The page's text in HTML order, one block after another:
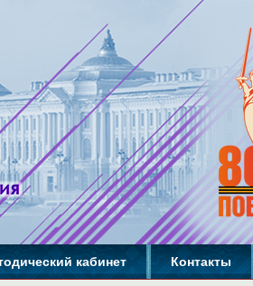
кабинет Контакты